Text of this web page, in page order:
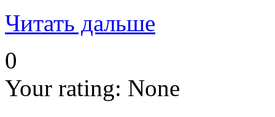
Читать дальше
0
Your rating: None